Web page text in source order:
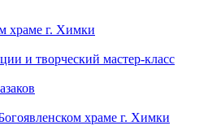
храме г. Химки
и творческий мастер-класс
храме г. Химки